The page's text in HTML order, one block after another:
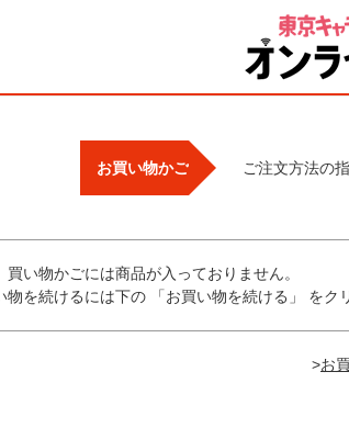
お買い物かご ご注文方法の
買い物かごには商品が入っておりません。
物を続けるには下の 「お買い物を続ける」 をク
>